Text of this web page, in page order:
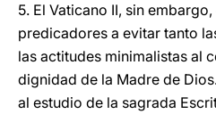
5. El Vaticano II, sin
predicadores a evitar tanto
las actitudes minimalistas al
dignidad de la Madre de
al estudio de la sagrada